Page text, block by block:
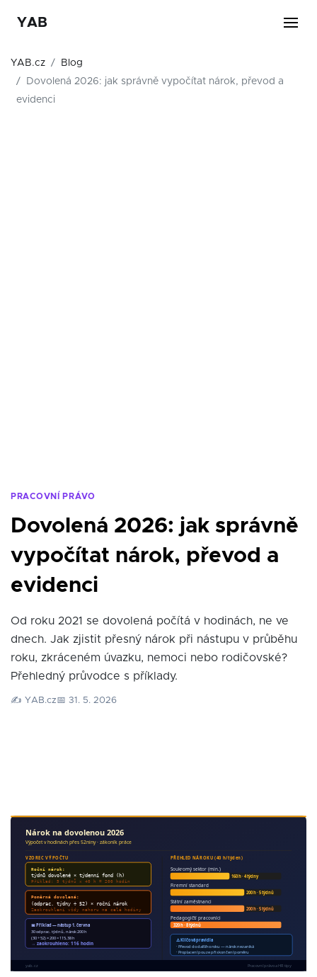
YAB
YAB.cz
Blog
Dovolená 2026: jak správně vypočítat nárok, převod a
evidenci
PRACOVNÍ PRÁVO
Dovolená 2026: jak správně
vypočítat nárok, převod a
evidenci
Od roku 2021 se dovolená počítá v hodinách, ne ve
dnech. Jak zjistit přesný nárok při nástupu v průběhu
roku, zkráceném úvazku, nemoci nebo rodičovské?
Přehledný průvodce s příklady.
✍️ YAB.cz📅 31. 5. 2026